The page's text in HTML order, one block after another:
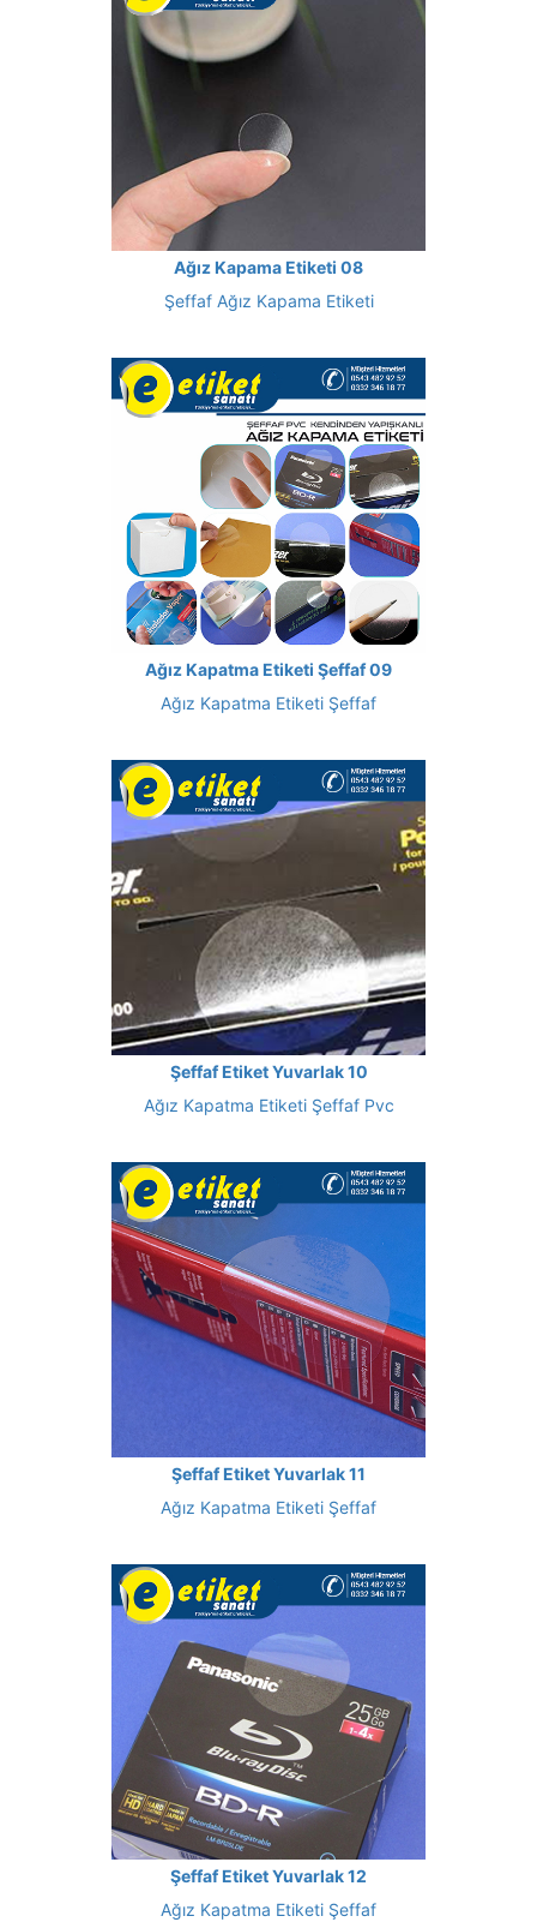
Ağız Kapama Etiketi 08
Şeffaf Ağız Kapama Etiketi
Ağız Kapatma Etiketi Şeffaf 09
Ağız Kapatma Etiketi Şeffaf
Şeffaf Etiket Yuvarlak 10
Ağız Kapatma Etiketi Şeffaf Pvc
Şeffaf Etiket Yuvarlak 11
Ağız Kapatma Etiketi Şeffaf
Şeffaf Etiket Yuvarlak 12
Ağız Kapatma Etiketi Şeffaf